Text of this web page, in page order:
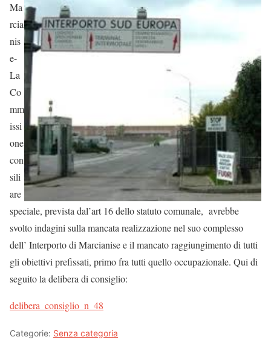
Ma
rcia
nis
e-
La
Co
mm
issi
one
con
sili
are
speciale, prevista dal’art 16 dello statuto comunale, avrebbe
svolto indagini sulla mancata realizzazione nel suo complesso
dell’ Interporto di Marcianise e il mancato raggiungimento di tutti
gli obiettivi prefissati, primo fra tutti quello occupazionale. Qui di
seguito la delibera di consiglio:
delibera_consiglio_n_48
Categorie: Senza categoria